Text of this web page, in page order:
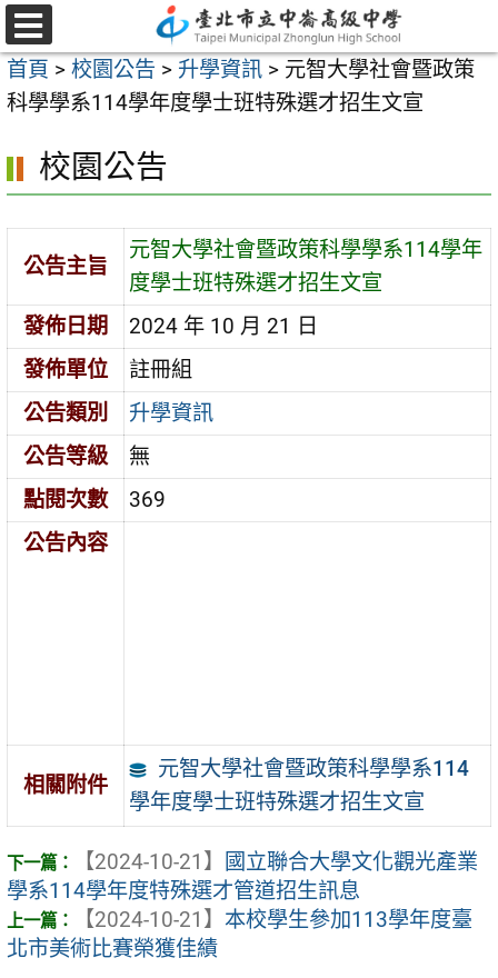
跳
至
主
要
容
選
單
首頁 > 校園公告 > 升學資訊 > 元智大學社會暨政策
科學學系114學年度學士班特殊選才招生文宣
校園公告
公告主旨
元智大學社會暨政策科學學系114學年
度學士班特殊選才招生文宣
發佈日期
2024 年 10 月 21 日
發佈單位
註冊組
公告類別
升學資訊
公告等級
無
點閱次數
369
公告內容
相關附件
元智大學社會暨政策科學學系114
學年度學士班特殊選才招生文宣
【2024-10-21】
國立聯合大學文化觀光產業
學系114學年度特殊選才管道招生訊息
【2024-10-21】 本校學生參加113學年度臺
北市美術比賽榮獲佳績